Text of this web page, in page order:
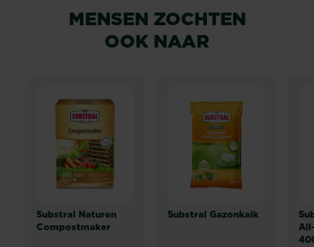
MENSEN ZOCHTEN
OOK NAAR
Substral Naturen
Compostmaker
Substral Gazonkalk